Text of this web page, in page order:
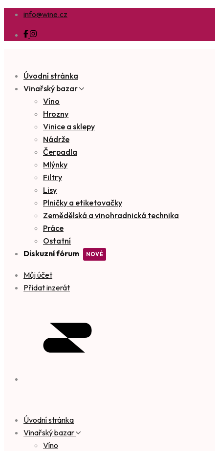
info@wine.cz
Úvodní stránka
Vinařský bazar
Víno
Hrozny
Vinice a sklepy
Nádrže
Čerpadla
Mlýnky
Filtry
Lisy
Plničky a etiketovačky
Zemědělská a vinohradnická technika
Práce
Ostatní
Diskuzní fórum
Můj účet
Přidat inzerát
Úvodní stránka
Vinařský bazar
Víno